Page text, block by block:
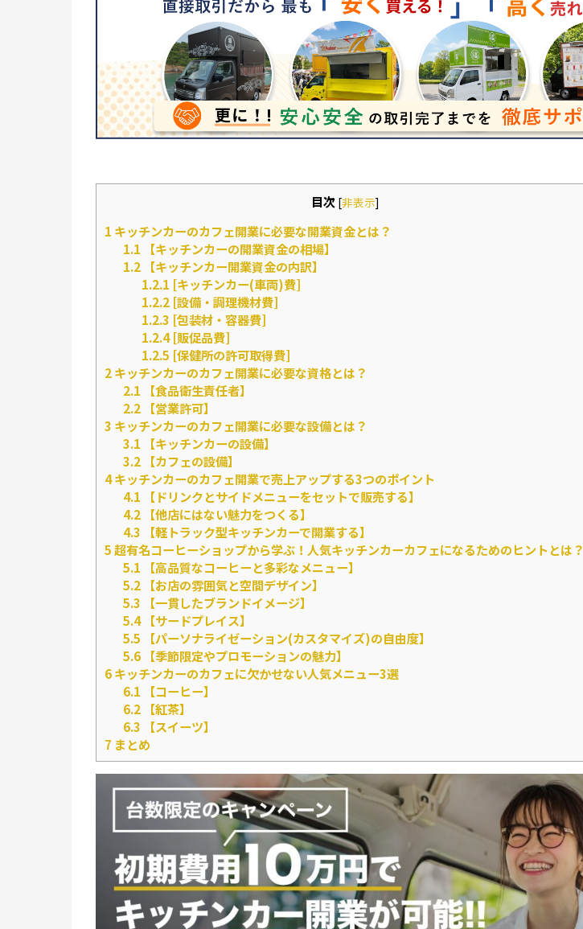
目次 [非表示]
1 キッチンカーのカフェ開業に必要な開業資金とは？
1.1 【キッチンカーの開業資金の相場】
1.2【キッチンカー開業資金の内訳】
1.2.1 [キッチンカー(車両)費]
1.2.2[設備・調理機材費]
1.2.3 [包装材・容器費]
1.2.4[販促品費]
1.2.5 [保健所の許可取得費]
2キッチンカーのカフェ開業に必要な資格とは？
2.1 【食品衛生責任者】
2.2【営業許可】
3 キッチンカーのカフェ開業に必要な設備とは？
3.1 【キッチンカーの設備】
3.2【カフェの設備】
4キッチンカーのカフェ開業で売上アップする3つのポイント
4.1 【ドリンクとサイドメニューをセットで販売する】
4.2【他店にはない魅力をつくる】
4.3 【軽トラック型キッチンカーで開業する】
5超有名コーヒーショップから学ぶ！人気キッチンカーカフェになるためのヒントとは？
5.1 【高品質なコーヒーと多彩なメニュー】
5.2【お店の雰囲気と空間デザイン】
5.3 【一貫したブランドイメージ】
5.4【サードプレイス】
5.5 【パーソナライゼーション(カスタマイズ)の自由度】
5.6【季節限定やプロモーションの魅力】
6キッチンカーのカフェに欠かせない人気メニュー3選
6.1 【コーヒー】
6.2【紅茶】
6.3 【スイーツ】
7 まとめ